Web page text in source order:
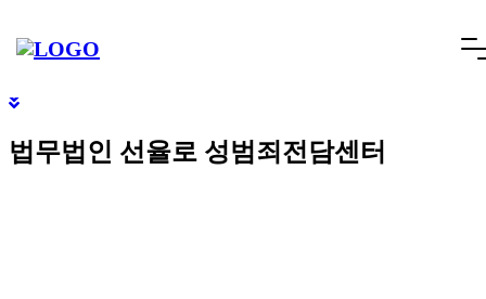
빠른상담 1670-6681
건
뛰
SCROLL DOWN
법무법인 선율로 성범죄전담센터